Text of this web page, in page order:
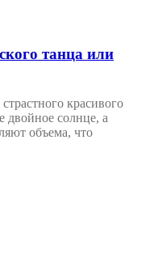
танца или
красивого
двойное солнце, а
объема, что